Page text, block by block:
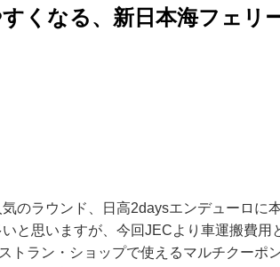
くなる、新日本海フェリ
のラウンド、日高2daysエンデューロに
と思いますが、今回JECより車運搬費用
トラン・ショップで使えるマルチクーポ